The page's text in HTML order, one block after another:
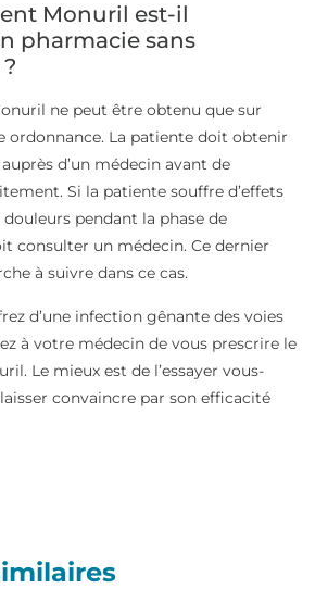
Monuril est-il
pharmacie sans
ne peut être obtenu que sur
ordonnance. La patiente doit obtenir
d’un médecin avant de
Si la patiente souffre d’effets
pendant la phase de
consulter un médecin. Ce dernier
à suivre dans ce cas.
d’une infection gênante des voies
à votre médecin de vous prescrire le
Le mieux est de l’essayer vous-
convaincre par son efficacité